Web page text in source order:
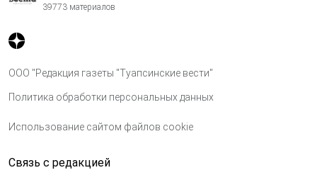
39773 материалов
ООО "Редакция газеты "Туапсинские вести"
Политика обработки персональных данных
Использование сайтом файлов cookie
Связь с редакцией